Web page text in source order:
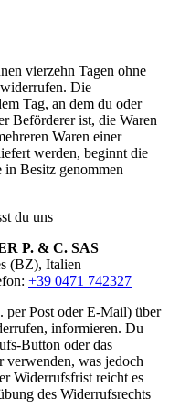
vierzehn Tagen ohne
Die
Tag, an dem du oder
Beförderer ist, die Waren
Waren einer
werden, beginnt die
in Besitz genommen
du uns
P. & C. SAS
(BZ), Italien
+39 0471 742327
per Post oder E-Mail) über
informieren. Du
Button oder das
verwenden, was jedoch
Widerrufsfrist reicht es
des Widerrufsrechts